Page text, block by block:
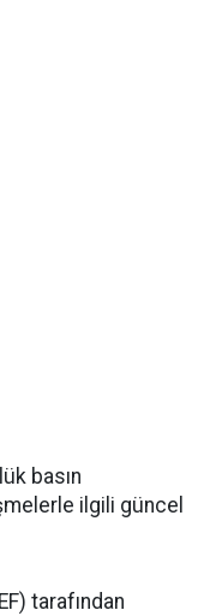
basın
ilgili güncel
tarafından